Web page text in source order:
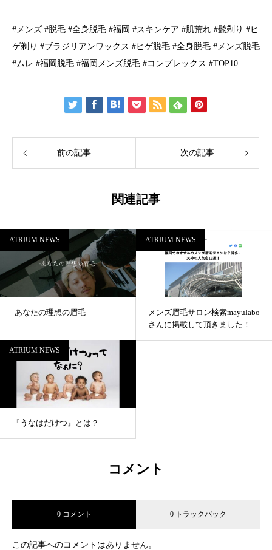
#メンズ #脱毛 #全身脱毛 #福岡 #スキンケア #肌荒れ #髭剃り #ヒ
ゲ剃り #ブラジリアンワックス #ヒゲ脱毛 #全身脱毛 #メンズ脱毛
#ムレ #福岡脱毛 #福岡メンズ脱毛 #コンプレックス #TOP10
前の記事 次の記事
関連記事
ATRIUM NEWS
-あなたの理想の眉毛-
ATRIUM NEWS
メンズ眉毛サロン検索mayulabo
さんに掲載して頂きました！
ATRIUM NEWS
『うなはだけつ』とは？
コメント
0 コメント 0 トラックバック
この記事へのコメントはありません。